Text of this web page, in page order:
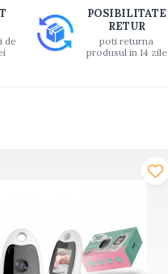
de
POSIBILITATE
RETUR
poti returna
produsul in 14 zile